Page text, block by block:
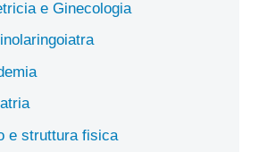
e Ginecologia
e struttura fisica